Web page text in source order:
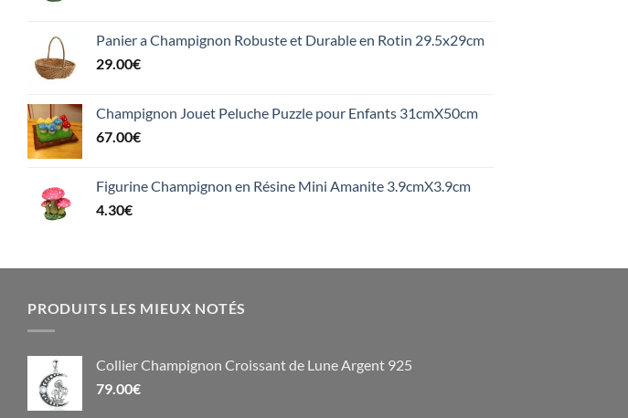
Panier a Champignon Robuste et Durable en Rotin 29.5x29cm
29.00€
Champignon Jouet Peluche Puzzle pour Enfants 31cmX50cm
67.00€
Figurine Champignon en Résine Mini Amanite 3.9cmX3.9cm
4.30€
PRODUITS LES MIEUX NOTÉS
Collier Champignon Croissant de Lune Argent 925
79.00€